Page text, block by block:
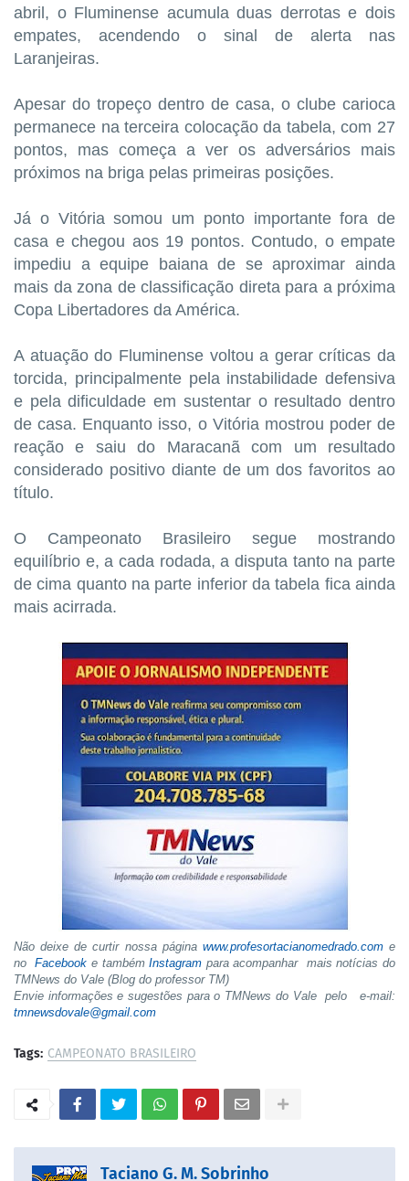
abril, o Fluminense acumula duas derrotas e dois
empates, acendendo o sinal de alerta nas
Laranjeiras.
Apesar do tropeço dentro de casa, o clube carioca
permanece na terceira colocação da tabela, com 27
pontos, mas começa a ver os adversários mais
próximos na briga pelas primeiras posições.
Já o Vitória somou um ponto importante fora de
casa e chegou aos 19 pontos. Contudo, o empate
impediu a equipe baiana de se aproximar ainda
mais da zona de classificação direta para a próxima
Copa Libertadores da América.
A atuação do Fluminense voltou a gerar críticas da
torcida, principalmente pela instabilidade defensiva
e pela dificuldade em sustentar o resultado dentro
de casa. Enquanto isso, o Vitória mostrou poder de
reação e saiu do Maracanã com um resultado
considerado positivo diante de um dos favoritos ao
título.
O Campeonato Brasileiro segue mostrando
equilíbrio e, a cada rodada, a disputa tanto na parte
de cima quanto na parte inferior da tabela fica ainda
mais acirrada.
Não deixe de curtir nossa página www.profesortacianomedrado.come
noFacebook e tambémInstagram para acompanhar mais notícias do
TMNews do Vale (Blog do professor TM)
Envie informações e sugestões para o TMNews do Vale pelo e-mail:
tmnewsdovale@gmail.com
Tags: CAMPEONATO BRASILEIRO
Taciano G. M. Sobrinho